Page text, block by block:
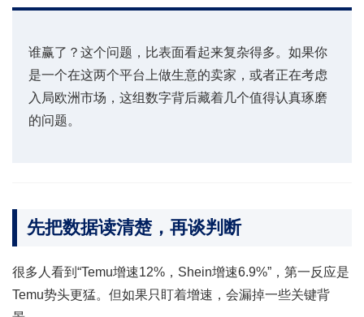
谁赢了？这个问题，比表面看起来复杂得多。如果你
是一个在这两个平台上做生意的卖家，或者正在考虑
入局欧洲市场，这组数字背后藏着几个值得认真琢磨
的问题。
先把数据读清楚，再谈判断
很多人看到“Temu增速12%，Shein增速6.9%”，第一反应是
Temu势头更猛。但如果只盯着增速，会漏掉一些关键背